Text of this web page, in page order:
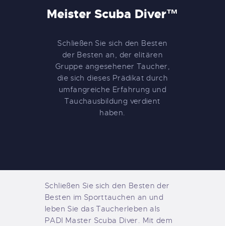
Meister Scuba Diver™
Schließen Sie sich den Besten
der Besten an, der elitären
Gruppe angesehener Taucher,
die sich dieses Prädikat durch
umfangreiche Erfahrung und
Tauchausbildung verdient
haben.
Schließen Sie sich den Besten der
Besten im Sporttauchen an und
leben Sie das Taucherleben als
PADI Master Scuba Diver. Mit dem